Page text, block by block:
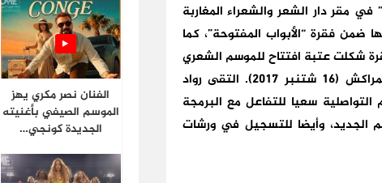
مقر دار الشعر والشعراء المغاربة
التي نظمتها ضمن فقرة “الأبواب المفتوحة”، كما
شكلت عتبة افتتاح للموسم الشعري
2021/2022، والتي تزامنت مع الذكرى الخامسة لتأسيس دار الشعر بمراكش (16 شتنبر 2017). التقى رواد
بين (6 و16 شتنبر)، ضمن الأيام التواصلية سعيا للتفاعل مع البرمجة
الجديد، وأيضا للتسجيل في ورشات
الفنان نصر مكري يهز
الموسم الصيفي بأغنيته
الجديدة كونجي…